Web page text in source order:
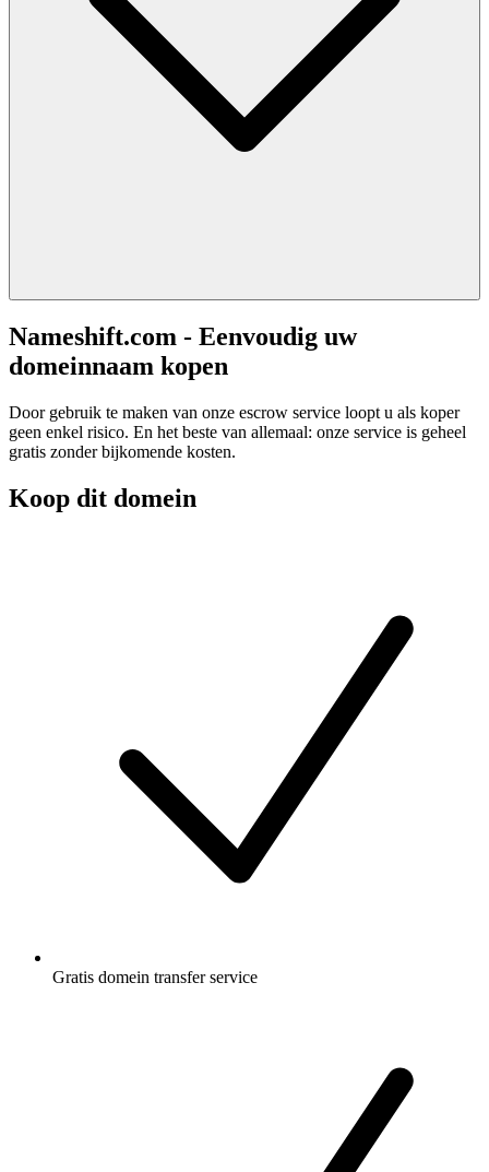
Nameshift.com - Eenvoudig uw
domeinnaam kopen
Door gebruik te maken van onze escrow service loopt u als koper
geen enkel risico. En het beste van allemaal: onze service is geheel
gratis zonder bijkomende kosten.
Koop dit domein
Gratis domein transfer service